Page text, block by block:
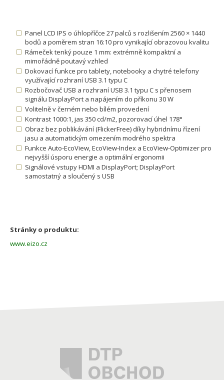
Panel LCD IPS o úhlopříčce 27 palců s rozlišením 2560 × 1440
bodů a poměrem stran 16:10 pro vynikající obrazovou kvalitu
Rámeček tenký pouze 1 mm: extrémně kompaktní a
mimořádně poutavý vzhled
Dokovací funkce pro tablety, notebooky a chytré telefony
využívající rozhraní USB 3.1 typu C
Rozbočovač USB a rozhraní USB 3.1 typu C s přenosem
signálu DisplayPort a napájením do příkonu 30 W
Volitelně v černém nebo bílém provedení
Kontrast 1000:1, jas 350 cd/m2, pozorovací úhel 178°
Obraz bez poblikávání (FlickerFree) díky hybridnímu řízení
jasu a automatickým omezením modrého spektra
Funkce Auto-EcoView, EcoView-Index a EcoView-Optimizer pro
nejvyšší úsporu energie a optimální ergonomii
Signálové vstupy HDMI a DisplayPort; DisplayPort
samostatný a sloučený s USB
Stránky o produktu:
www.eizo.cz